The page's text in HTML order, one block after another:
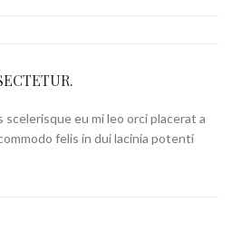
eu mi leo orci placerat a
felis in dui lacinia potenti